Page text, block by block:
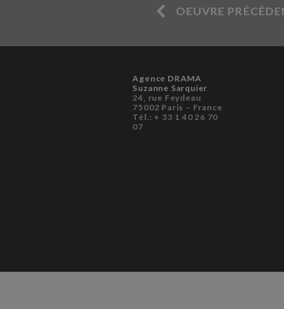
OEUVRE
Agence DRAMA
Suzanne Sarquier
24, rue Feydeau
75002 Paris – France
Tél.: + 33 1 40 26 70
07